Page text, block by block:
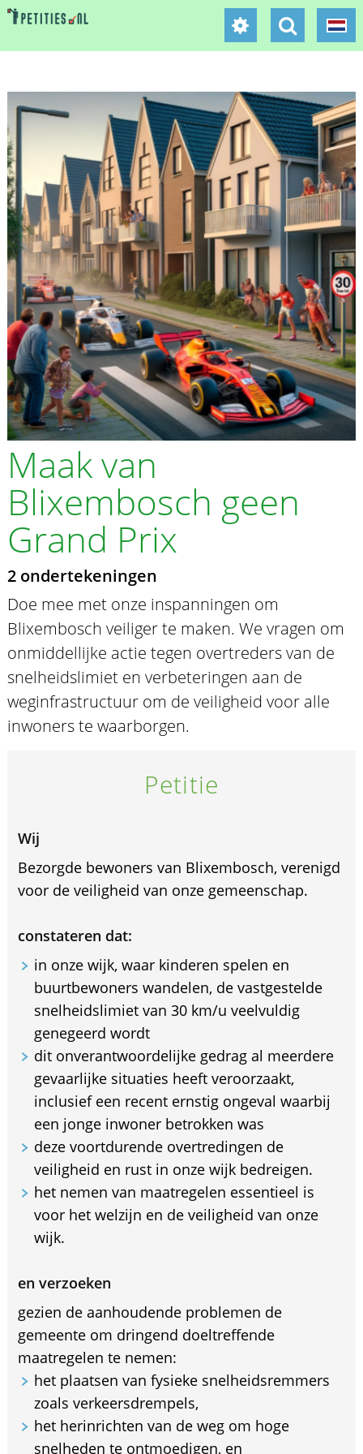
Maak van
Blixembosch geen
Grand Prix
2 ondertekeningen
Doe mee met onze inspanningen om
Blixembosch veiliger te maken. We vragen om
onmiddellijke actie tegen overtreders van de
snelheidslimiet en verbeteringen aan de
weginfrastructuur om de veiligheid voor alle
inwoners te waarborgen.
Petitie
Wij
Bezorgde bewoners van Blixembosch, verenigd
voor de veiligheid van onze gemeenschap.
constateren dat:
in onze wijk, waar kinderen spelen en
buurtbewoners wandelen, de vastgestelde
snelheidslimiet van 30 km/u veelvuldig
genegeerd wordt
dit onverantwoordelijke gedrag al meerdere
gevaarlijke situaties heeft veroorzaakt,
inclusief een recent ernstig ongeval waarbij
een jonge inwoner betrokken was
deze voortdurende overtredingen de
veiligheid en rust in onze wijk bedreigen.
het nemen van maatregelen essentieel is
voor het welzijn en de veiligheid van onze
wijk.
en verzoeken
gezien de aanhoudende problemen de
gemeente om dringend doeltreffende
maatregelen te nemen:
het plaatsen van fysieke snelheidsremmers
zoals verkeersdrempels,
het herinrichten van de weg om hoge
snelheden te ontmoedigen, en